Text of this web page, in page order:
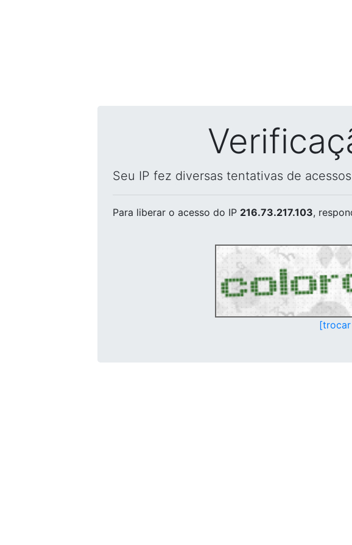
Seu IP fez diversas tentativas de
Para liberar o acesso do IP 216.73.217.103,